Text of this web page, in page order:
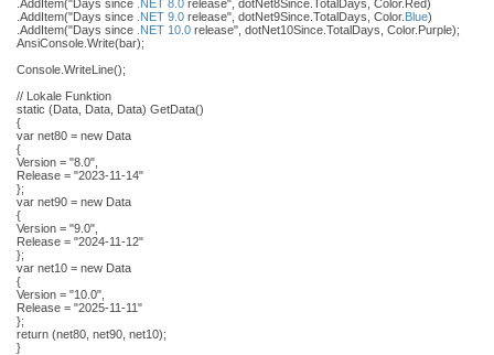
.AddItem("Days since .NET 8.0 release", dotNet8Since.TotalDays, Color.Red)
.AddItem("Days since .NET 9.0 release", dotNet9Since.TotalDays, Color. Blue)
.AddItem("Days since .NET 10.0 release", dotNet10Since.TotalDays, Color.Purple);
AnsiConsole.Write(bar);
Console.WriteLine();
// Lokale Funktion
static (Data, Data, Data) GetData()
{
var net80 = new Data
{
Version = "8.0",
Release = "2023-11-14"
};
var net90 = new Data
{
Version = "9.0",
Release = "2024-11-12"
};
var net10 = new Data
{
Version = "10.0",
Release = "2025-11-11"
};
return (net80, net90, net10);
}